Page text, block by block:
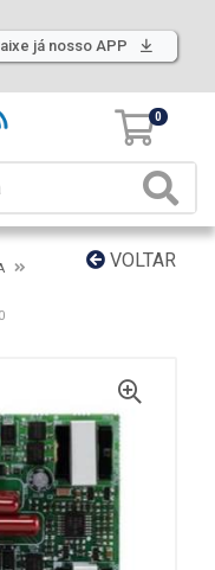
já nosso APP
0
VOLTAR